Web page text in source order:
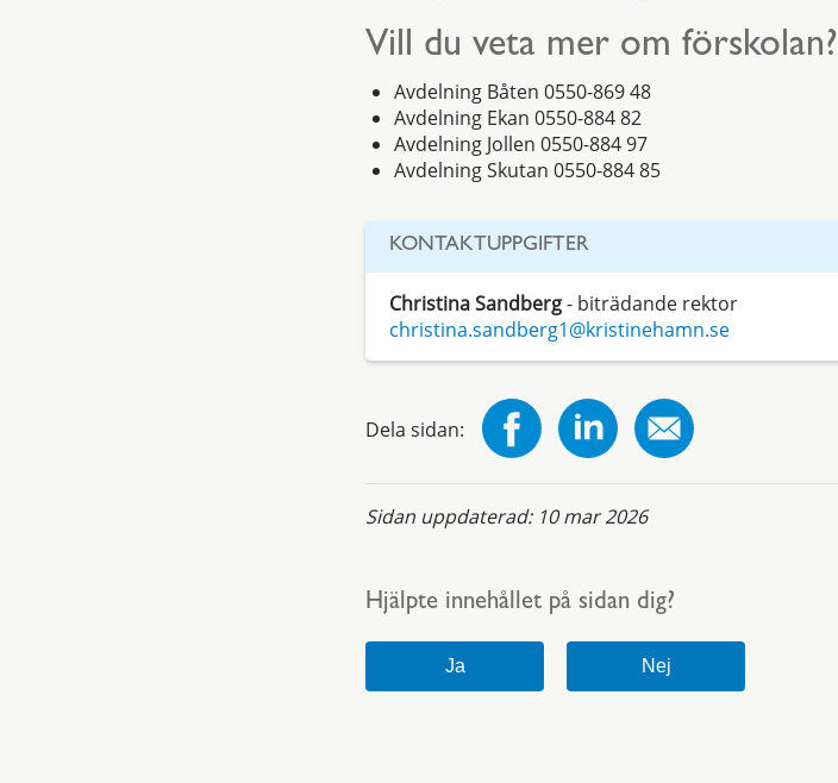
Vill du veta mer om förskolan?
Avdelning Båten 0550-869 48
Avdelning Ekan 0550-884 82
Avdelning Jollen 0550-884 97
Avdelning Skutan 0550-884 85
KONTAKTUPPGIFTER
Christina Sandberg- biträdande rektor
christina.sandberg1@kristinehamn.se
Dela sidan:
Sidan uppdaterad: 10 mar 2026
Hjälpte innehållet på sidan dig?